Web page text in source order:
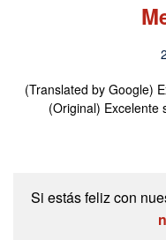
(Translated by Google)
(Original) Excelente
Si estás feliz con